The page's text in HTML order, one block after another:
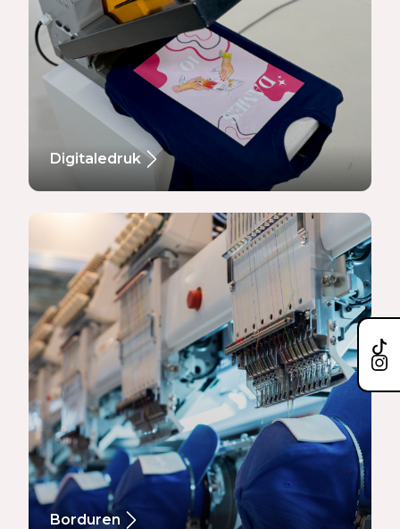
Digitaledruk
Borduren